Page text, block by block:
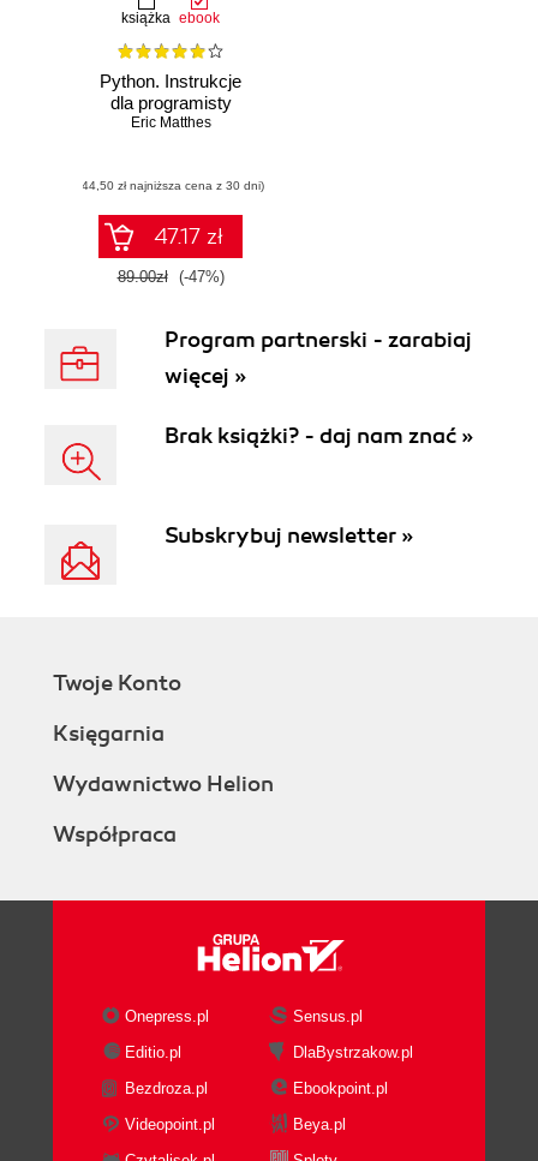
książka ebook
Python. Instrukcje
dla programisty
Eric Matthes
(44,50 zł najniższa cena z 30 dni)
47.17 zł
89.00zł (-47%)
Program partnerski - zarabiaj
więcej »
Brak książki? - daj nam znać »
Subskrybuj newsletter »
Twoje Konto
Księgarnia
Wydawnictwo Helion
Współpraca
Onepress.pl
Sensus.pl
Editio.pl
DlaBystrzakow.pl
Bezdroza.pl
Ebookpoint.pl
Videopoint.pl
Beya.pl